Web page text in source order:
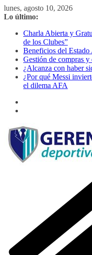
Saltar
al
lunes, agosto 10, 2026
Lo último:
Charla Abierta y
de los Clubes”
Beneficios del
Gestión de compras y
¿Alcanza con haber
¿Por qué Messi
el dilema AFA